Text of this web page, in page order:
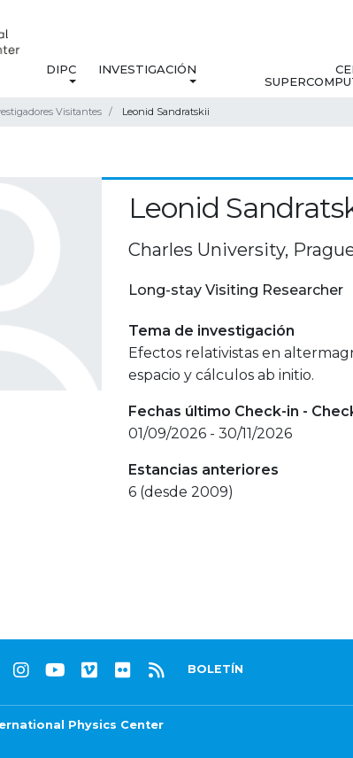
DIPC INVESTIGACIÓN
Visitantes Leonid Sandratskii
Leonid
Charles University,
Long-stay Visiting Researcher
Tema de investigación
Efectos relativistas en
espacio y cálculos ab initio.
Fechas último Check-in -
01/09/2026 - 30/11/2026
Estancias anteriores
6 (desde 2009)
BOLETÍN
Physics Center